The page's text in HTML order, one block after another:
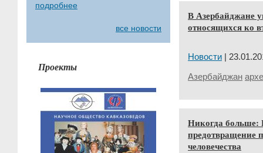
подробнее
все новости
Проекты
В Азербайджане
относящихся ко
Новости |
Азербайджан
Никогда больше:
предотвращение
человечества